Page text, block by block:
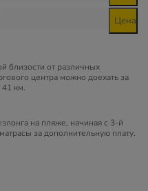
Цена
близости от различных
центра можно доехать за
41 км.
на пляже, начиная с 3-й
за дополнительную плату.